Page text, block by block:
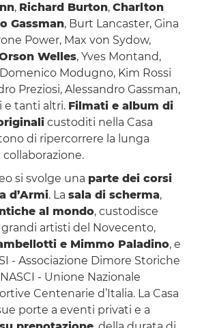
, Richard Burton, Charlton
Gassman, Burt Lancaster, Gina
Power, Max von Sydow,
Welles, Yves Montand,
Modugno, Kim Rossi
Preziosi, Alessandro Gassman,
e tanti altri. Filmati e album di
custoditi nella Casa
di ripercorrere la lunga
si svolge una parte dei corsi
d’Armi. La sala di scherma,
al mondo, custodisce
artisti del Novecento,
e Mimmo Paladino, e
- Associazione Dimore Storiche
- Unione Nazionale
Centenarie d’Italia. La Casa
porte a eventi privati e a